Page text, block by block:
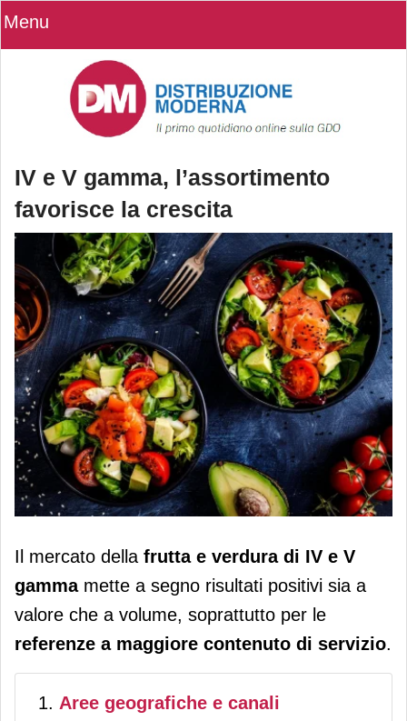
Menu
IV e V gamma, l’assortimento
favorisce la crescita
IV e V gamma, l’assortimento
Il mercato della frutta e verdura di IV e V
gammamette a segno risultati positivi sia a
valore che a volume, soprattutto per le
referenze a maggiore contenuto di servizio.
Aree geografiche e canali